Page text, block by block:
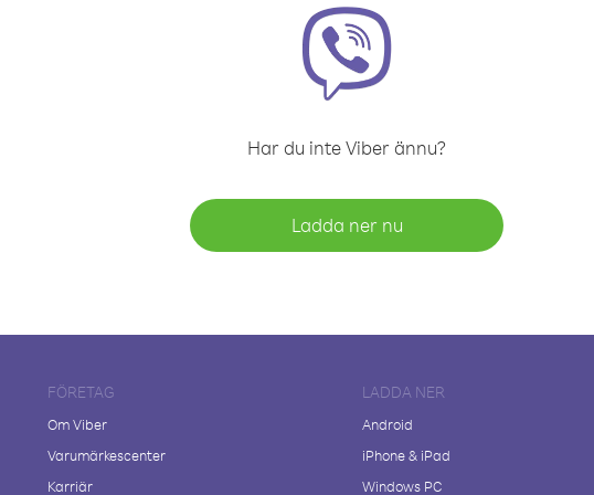
Har du inte Viber ännu?
Ladda ner nu
FÖRETAG
Om Viber
Varumärkescenter
Karriär
LADDA NER
Android
iPhone & iPad
Windows PC